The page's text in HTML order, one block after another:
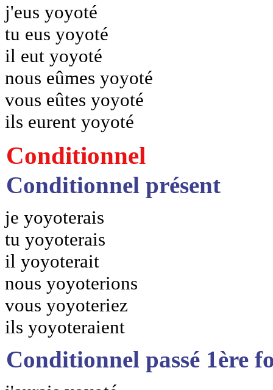
j'eus yoyoté
tu eus yoyoté
il eut yoyoté
nous eûmes yoyoté
vous eûtes yoyoté
ils eurent yoyoté
Conditionnel
Conditionnel présent
je yoyoterais
tu yoyoterais
il yoyoterait
nous yoyoterions
vous yoyoteriez
ils yoyoteraient
Conditionnel passé 1ère